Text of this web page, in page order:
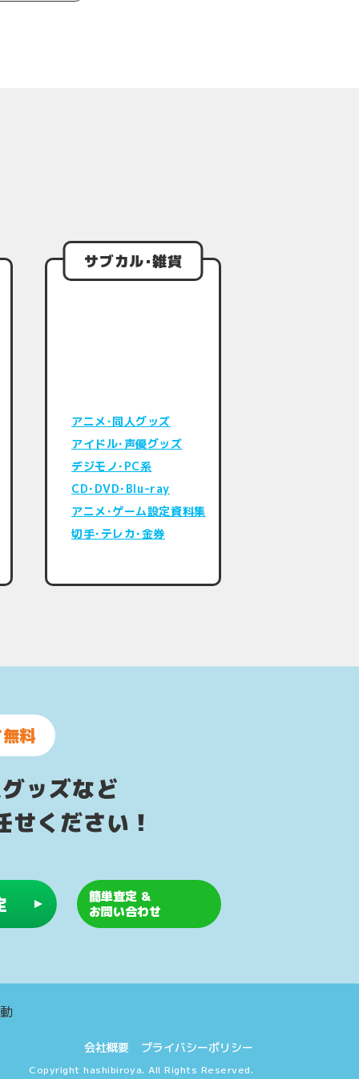
サブカル･雑貨
アニメ･同人グッズ
アイドル･声優グッズ
デジモノ･PC系
CD･DVD･Blu-ray
アニメ･ゲーム設定資料集
切手･テレカ･金券
料
ッズなど
ください！
簡単査定 &
お問い合わせ
会社概要 プライバシーポリシー
Copyright hashibiroya. All Rights Reserved.